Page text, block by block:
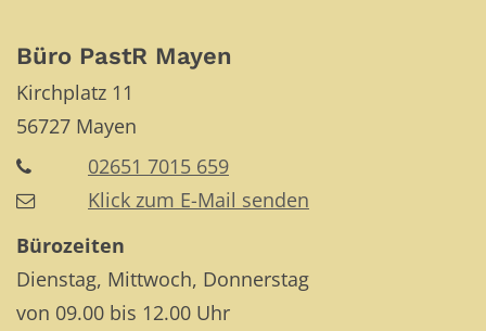
Büro PastR Mayen
Kirchplatz 11
56727 Mayen
02651 7015 659
Klick zum E-Mail senden
Bürozeiten
Dienstag, Mittwoch, Donnerstag
von 09.00 bis 12.00 Uhr